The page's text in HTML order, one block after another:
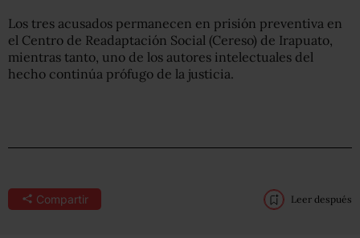
Los tres acusados permanecen en prisión preventiva en
el Centro de Readaptación Social (Cereso) de Irapuato,
mientras tanto, uno de los autores intelectuales del
hecho continúa prófugo de la justicia.
Compartir Leer después